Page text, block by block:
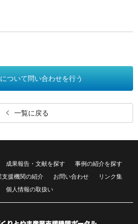
ついて問い合わせを行う
一覧に戻る
成果報告・文献を探す
事例の紹介を探す
支援機関の紹介 お問い合わせ
リンク集
個人情報の取扱い